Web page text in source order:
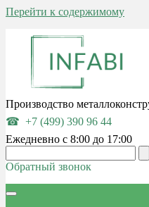
Перейти к содержимому
Производство
+7 (499) 390 96 44
Ежедневно с 8:00 до 17:00
Обратный звонок